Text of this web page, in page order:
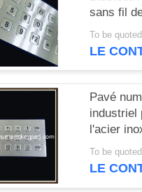
sans fil
Matrix
To be
LE
Pavé
industriel
l'acier
3x7 Matrix
To be
LE